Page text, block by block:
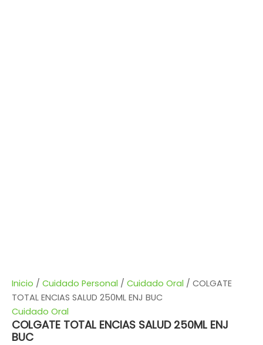
Inicio / Cuidado Personal / Cuidado Oral / COLGATE
TOTAL ENCIAS SALUD 250ML ENJ BUC
Cuidado Oral
COLGATE TOTAL ENCIAS SALUD 250ML ENJ
BUC